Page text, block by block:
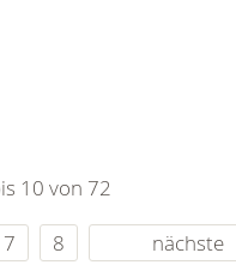
10 von 72
7 8 nächste